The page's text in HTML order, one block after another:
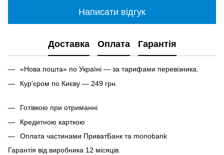
Написати відгук
Доставка Оплата Гарантія
«Нова пошта» по Україні — за тарифами перевізника.
Кур'єром по Києву — 249 грн.
Готівкою при отриманні
Кредитною карткою
Оплата частинами ПриватБанк та monobank
Гарантія від виробника 12 місяців.